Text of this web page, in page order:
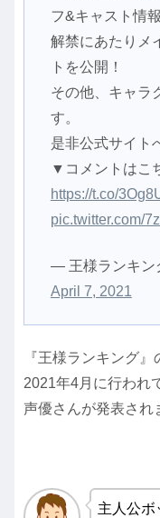
フ&キャスト情
解禁にあたりメ
トを公開！
その他、キャラ
す。
是非公式サイト
▼コメントはこ
https://t.co/
pic.twitter.com/
— 王様ランキン
April 7, 2021
『王様ランキング
2021年4月に行われ
声優さんが発表され
主人公ボ